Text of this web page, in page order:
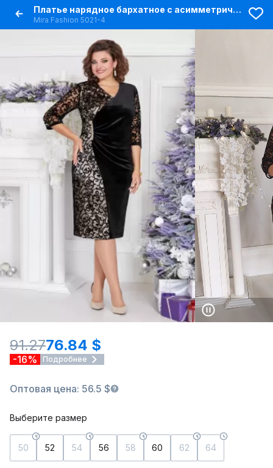
Платье нарядное бархатное с асимметричным декором
Mira Fashion 5021-4
91.2776.84 $
-16% Подробнее
Оптовая цена: 56.5 $
Выберите размер
50 52 54 56 58 60 62 64